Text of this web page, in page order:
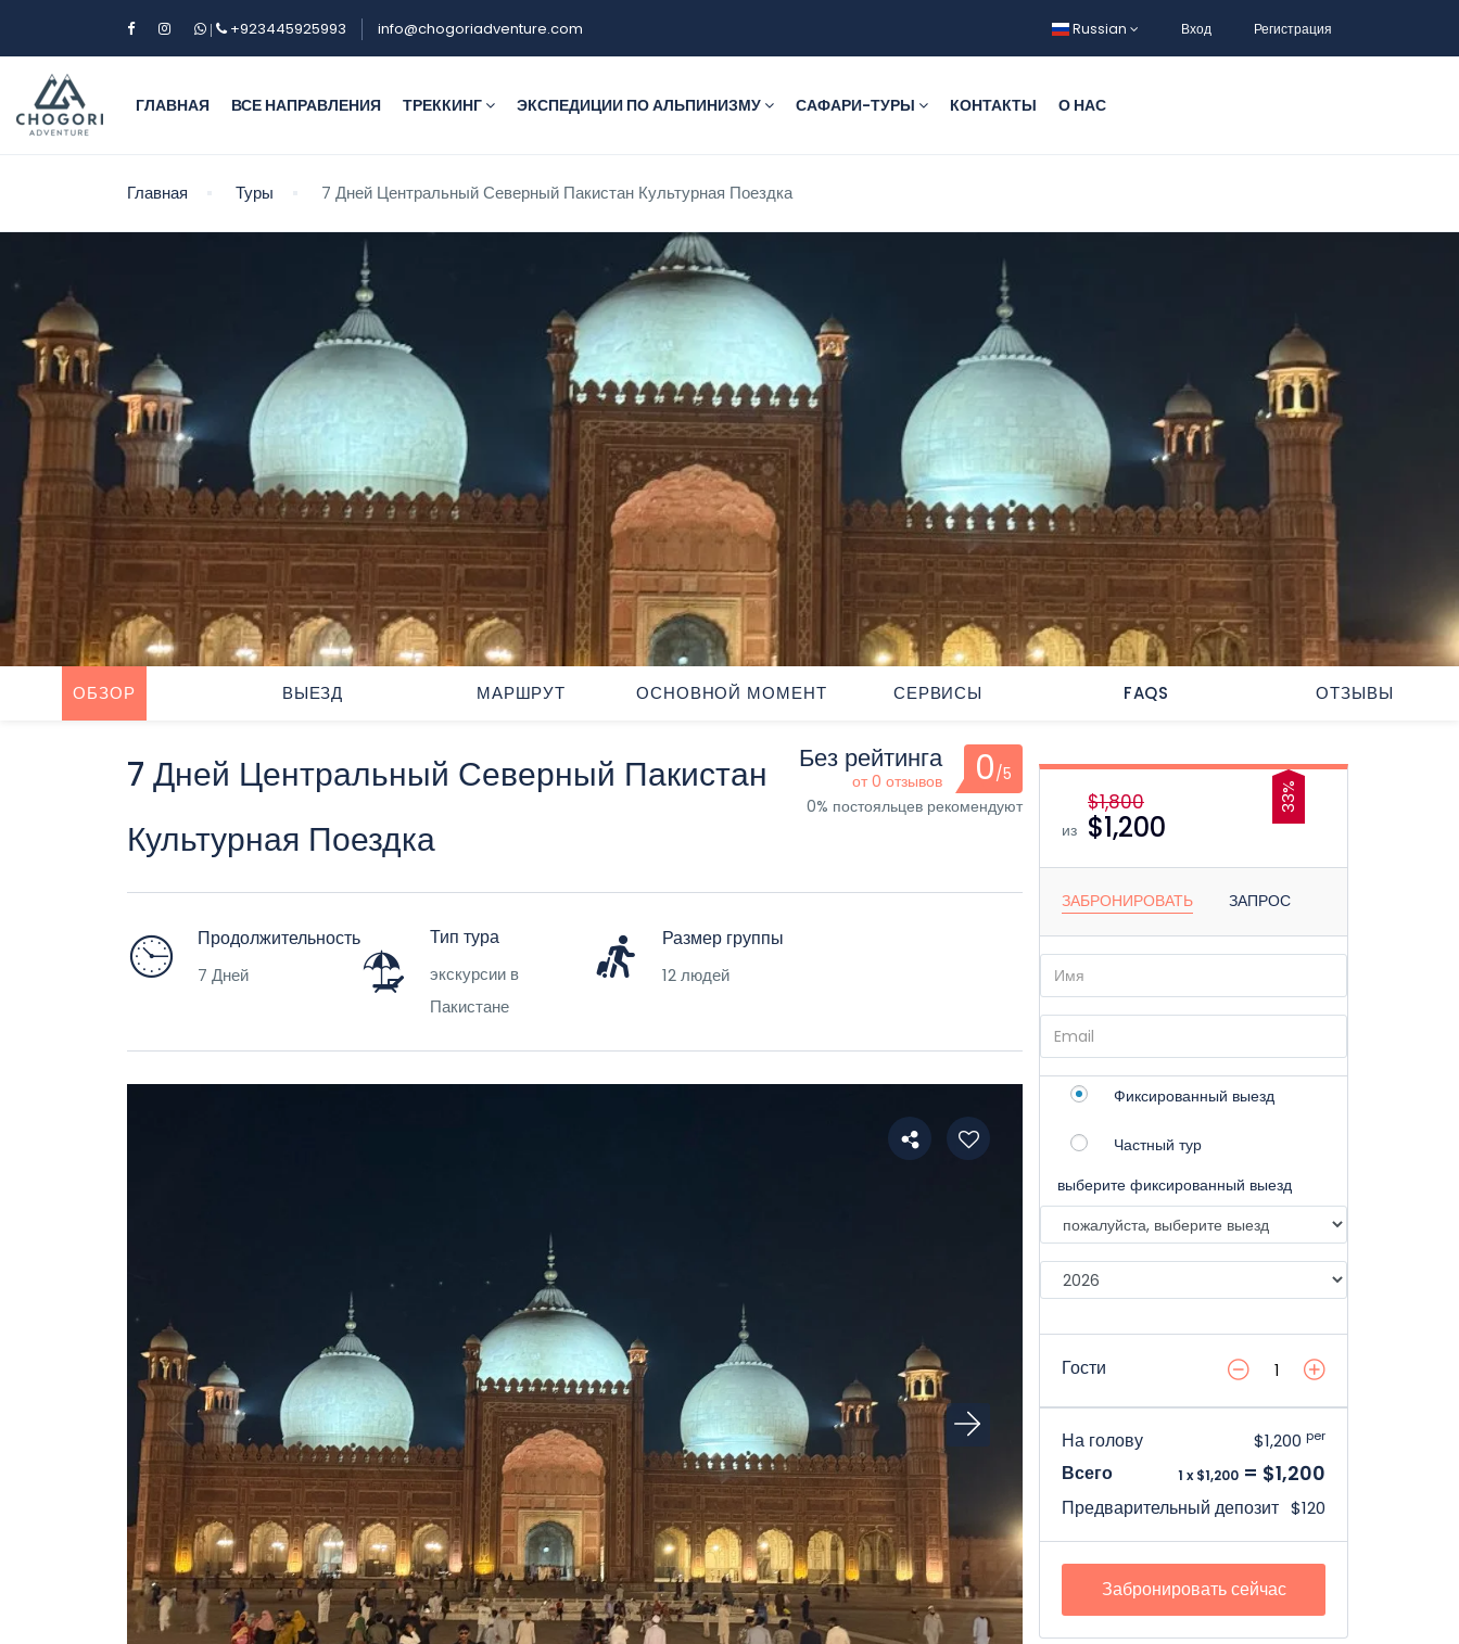
| +923445925993 info@chogoriadventure.com Russian Вход Регистрация
ГЛАВНАЯ ВСЕ НАПРАВЛЕНИЯ ТРЕККИНГ ЭКСПЕДИЦИИ ПО АЛЬПИНИЗМУ САФАРИ-ТУРЫ КОНТАКТЫ О НАС
Главная Туры 7 Дней Центральный Северный Пакистан Культурная Поездка
ОБЗОР ВЫЕЗД МАРШРУТ ОСНОВНОЙ МОМЕНТ СЕРВИСЫ FAQS ОТЗЫВЫ
7 Дней Центральный Северный Пакистан
Культурная Поездка
Без рейтинга
от 0 отзывов 0/5
0% постояльцев рекомендуют
Продолжительность
7 Дней
Тип тура
экскурсии в
Пакистане
Размер группы
12 людей
33%
из
$1,800
$1,200
ЗАБРОНИРОВАТЬ ЗАПРОС
Фиксированный выезд
Частный тур
выберите фиксированный выезд
Гости
На голову $1,200 per
Всего 1 x $1,200 = $1,200
Предварительный депозит $120
Забронировать сейчас